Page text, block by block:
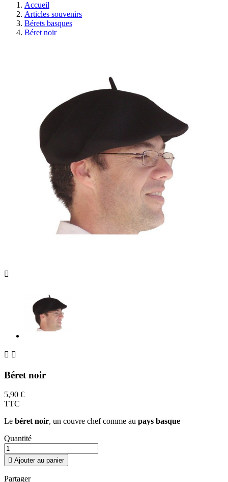
Accueil
Articles souvenirs
Bérets basques
Béret noir

 
Béret noir
5,90 €
TTC
Le béret noir, un couvre chef comme au pays basque
Quantité
 Ajouter au panier
Partager